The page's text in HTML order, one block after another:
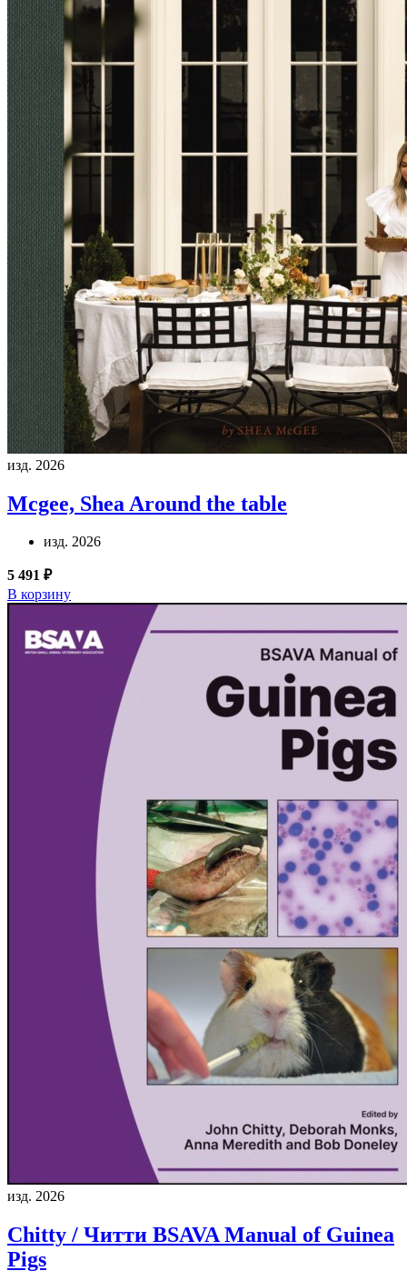
изд. 2026
Mcgee, Shea Around the table
изд. 2026
5 491 ₽
В корзину
изд. 2026
Chitty / Читти BSAVA Manual of Guinea
Pigs